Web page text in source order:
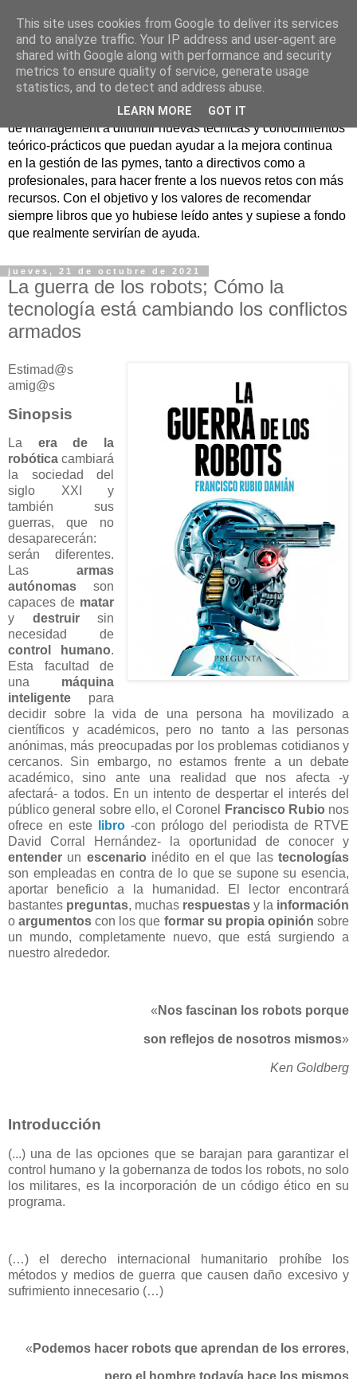
Nuevo Viernes - Nuevo
Libro
Nace con la misión de ayudar mediante la lectura de libros
de management a difundir nuevas técnicas y conocimientos
teórico-prácticos que puedan ayudar a la mejora continua
en la gestión de las pymes, tanto a directivos como a
profesionales, para hacer frente a los nuevos retos con más
recursos. Con el objetivo y los valores de recomendar
siempre libros que yo hubiese leído antes y supiese a fondo
que realmente servirían de ayuda.
jueves, 21 de octubre de 2021
La guerra de los robots; Cómo la
tecnología está cambiando los conflictos
armados
Estimad@s
amig@s
Sinopsis
La era de la
robótica cambiará
la sociedad del
siglo XXI y
también sus
guerras, que no
desaparecerán:
serán diferentes.
Lasarmas
autónomas son
capaces de matar
y destruirsin
necesidad de
control humano.
Esta facultad de
una máquina
inteligente para
decidir sobre la vida de una persona ha movilizado a
científicos y académicos, pero no tanto a las personas
anónimas, más preocupadas por los problemas cotidianos y
cercanos. Sin embargo, no estamos frente a un debate
académico, sino ante una realidad que nos afecta -y
afectará- a todos. En un intento de despertar el interés del
público general sobre ello, el Coronel
Francisco Rubio nos
ofrece en este
libro -con prólogo del periodista de RTVE
David Corral Hernández- la oportunidad de conocer y
entender un escenario inédito en el que las tecnologías
son empleadas en contra de lo que se supone su esencia,
aportar beneficio a la humanidad. El lector encontrará
bastantes preguntas, muchas respuestas y la información
oargumentos con los que formar su propia opinión sobre
un mundo, completamente nuevo, que está surgiendo a
nuestro alrededor.
« Nos fascinan los robots porque
son reflejos de nosotros mismos»
Ken Goldberg
Introducción
(...) una de las opciones que se barajan para garantizar el
control humano y la gobernanza de todos los robots, no solo
los militares, es la incorporación de un código ético en su
programa.
(…) el derecho internacional humanitario prohíbe los
métodos y medios de guerra que causen daño excesivo y
sufrimiento innecesario (…)
« Podemos hacer robots que aprendan de los errores,
This site uses cookies from Google to deliver its services
and to analyze traffic. Your IP address and user-agent are
shared with Google along with performance and security
metrics to ensure quality of service, generate usage
statistics, and to detect and address abuse.
LEARN MORE GOT IT